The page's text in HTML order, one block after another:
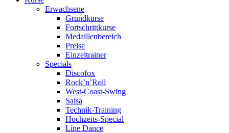
Erwachsene
Grundkurse
Fortschrittkurse
Medaillenbereich
Preise
Einzeltrainer
Specials
Discofox
Rock’n’Roll
West-Coast-Swing
Salsa
Technik-Training
Hochzeits-Special
Line Dance